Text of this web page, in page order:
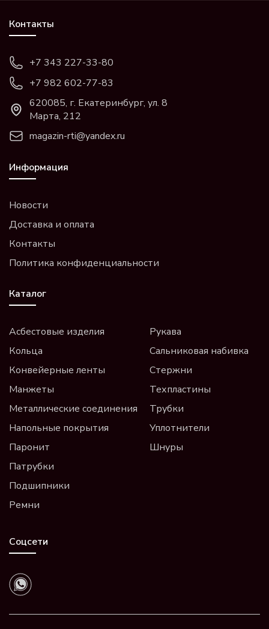
Контакты
+7 343 227-33-80
+7 982 602-77-83
620085, г. Екатеринбург, ул. 8
Марта, 212
magazin-rti@yandex.ru
Информация
Новости
Доставка и оплата
Контакты
Политика конфиденциальности
Каталог
Асбестовые изделия
Кольца
Конвейерные ленты
Манжеты
Металлические соединения
Напольные покрытия
Паронит
Патрубки
Подшипники
Ремни
Рукава
Сальниковая набивка
Стержни
Техпластины
Трубки
Уплотнители
Шнуры
Соцсети